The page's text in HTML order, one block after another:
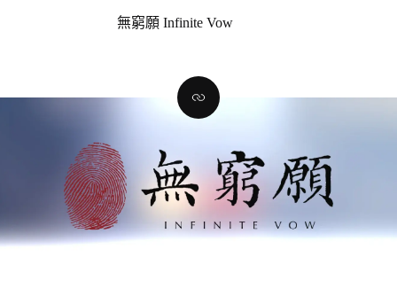
無窮願 Infinite Vow